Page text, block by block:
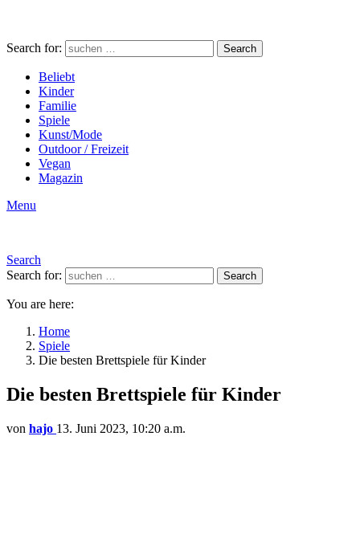
Search for: Search
Beliebt
Kinder
Familie
Spiele
Kunst/Mode
Outdoor / Freizeit
Vegan
Magazin
Menu
Search
Search for:
Search
You are here:
Home
Spiele
Die besten Brettspiele für Kinder
Die besten Brettspiele für Kinder
von hajo 13. Juni 2023, 10:20 a.m.